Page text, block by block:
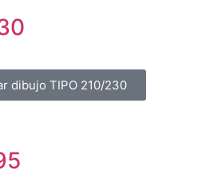
dibujo TIPO 210/230